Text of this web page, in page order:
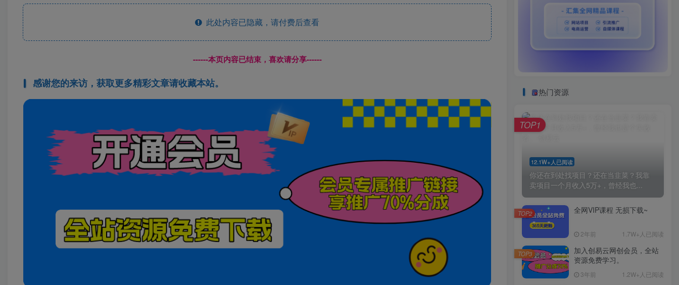
此处内容已隐藏，请付费后查看
------本页内容已结束，喜欢请分享------
感谢您的来访，获取更多精彩文章请收藏本站。
热门资源
12.1W+人已阅读
你还在到处找项目？还在当韭菜？我靠
卖项目一个月收入5万+，曾经我也...
TOP1
全网VIP课程 无损下载~
2年前 1.7W+人已阅读
TOP2
加入创易云网创会员，全站
资源免费学习。
3年前 1.2W+人已阅读
TOP3